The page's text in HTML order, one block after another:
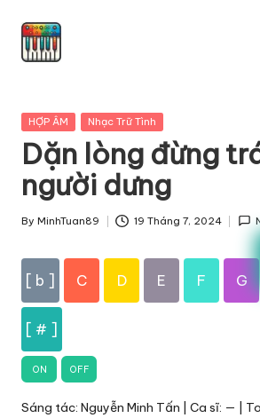
Skip
Posted
HỢP ÂM Nhạc Trữ Tình
Dặn lòng đừng
người dưng
Posted
By MinhTuan89 19 Tháng 7, 2024
[ b ] C D E F G
[ # ]
ON OFF
Sáng tác: Nguyễn Minh Tấn | Ca sĩ: — |